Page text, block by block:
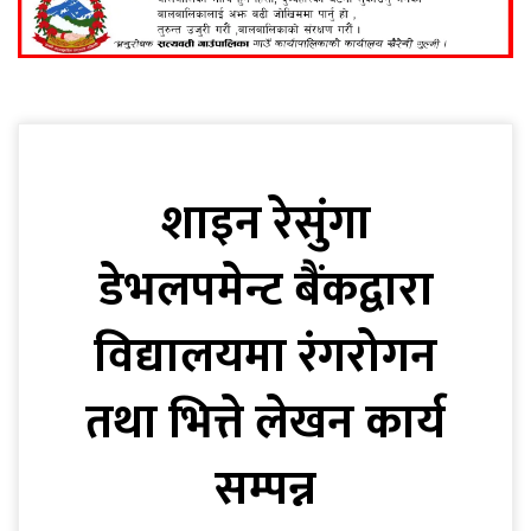
शाइन रेसुंगा
डेभलपमेन्ट बैंकद्वारा
विद्यालयमा रंगरोगन
तथा भित्ते लेखन कार्य
सम्पन्न